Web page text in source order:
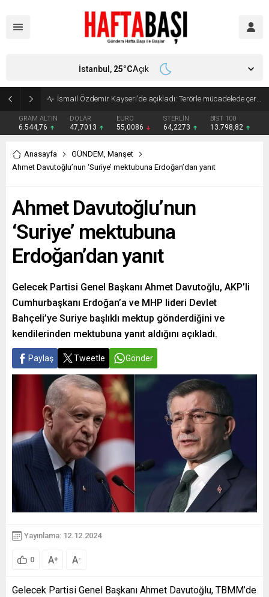
Süleyman Soylu ‘çok korktum’ deyip ilk kez açıkladı: En büyük tehdit dışarısıdır!
GRAM ALTIN
6.544,76
DOLAR
47,7013
EURO
55,0086
STERLİN
64,2273
BIST 100
13.798,82
İstanbul, 25°CAçık
Anasayfa GÜNDEM, Manşet
Ahmet Davutoğlu’nun ‘Suriye’ mektubuna Erdoğan’dan yanıt
Ahmet Davutoğlu’nun
‘Suriye’ mektubuna
Erdoğan’dan yanıt
Gelecek Partisi Genel Başkanı Ahmet Davutoğlu, AKP’li
Cumhurbaşkanı Erdoğan’a ve MHP lideri Devlet
Bahçeli’ye Suriye başlıklı mektup gönderdiğini ve
kendilerinden mektubuna yanıt aldığını açıkladı.
Paylaş Tweetle Gönder
Yayınlama: 12.12.2024
0 A+ A-
Gelecek Partisi Genel Başkanı Ahmet Davutoğlu, TBMM’de